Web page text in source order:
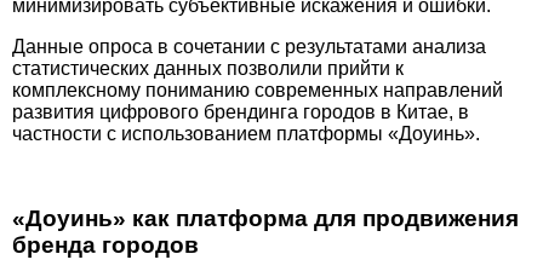
минимизировать субъективные искажения и ошибки.
Данные опроса в сочетании с результатами анализа
статистических данных позволили прийти к
комплексному пониманию современных направлений
развития цифрового брендинга городов в Китае, в
частности с использованием платформы «Доу­инь».
«Доуинь» как платформа для продвижения
бренда городов